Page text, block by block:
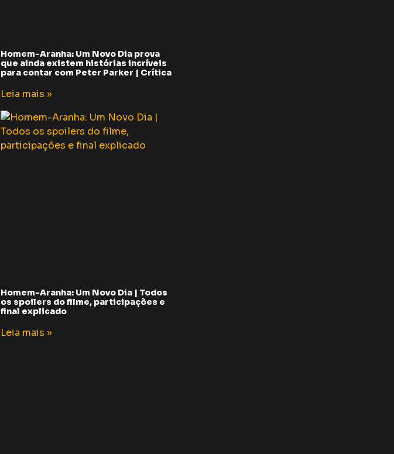
Homem-Aranha: Um Novo Dia prova
que ainda existem histórias incríveis
para contar com Peter Parker | Crítica
Leia mais »
Homem-Aranha: Um Novo Dia | Todos
os spoilers do filme, participações e
final explicado
Leia mais »